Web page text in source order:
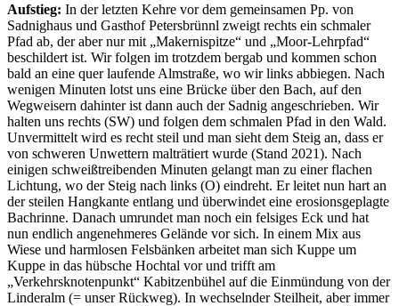
Aufstieg: In der letzten Kehre vor dem gemeinsamen Pp. von
Sadnighaus und Gasthof Petersbrünnl zweigt rechts ein schmaler
Pfad ab, der aber nur mit „Makernispitze“ und „Moor-Lehrpfad“
beschildert ist. Wir folgen im trotzdem bergab und kommen schon
bald an eine quer laufende Almstraße, wo wir links abbiegen. Nach
wenigen Minuten lotst uns eine Brücke über den Bach, auf den
Wegweisern dahinter ist dann auch der Sadnig angeschrieben. Wir
halten uns rechts (SW) und folgen dem schmalen Pfad in den Wald.
Unvermittelt wird es recht steil und man sieht dem Steig an, dass er
von schweren Unwettern malträtiert wurde (Stand 2021). Nach
einigen schweißtreibenden Minuten gelangt man zu einer flachen
Lichtung, wo der Steig nach links (O) eindreht. Er leitet nun hart an
der steilen Hangkante entlang und überwindet eine erosionsgeplagte
Bachrinne. Danach umrundet man noch ein felsiges Eck und hat
nun endlich angenehmeres Gelände vor sich. In einem Mix aus
Wiese und harmlosen Felsbänken arbeitet man sich Kuppe um
Kuppe in das hübsche Hochtal vor und trifft am
„Verkehrsknotenpunkt“ Kabitzenbühel auf die Einmündung von der
Linderalm (= unser Rückweg). In wechselnder Steilheit, aber immer